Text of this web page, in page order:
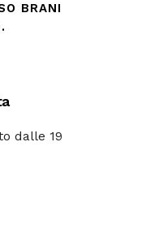
BRANI
dalle 19